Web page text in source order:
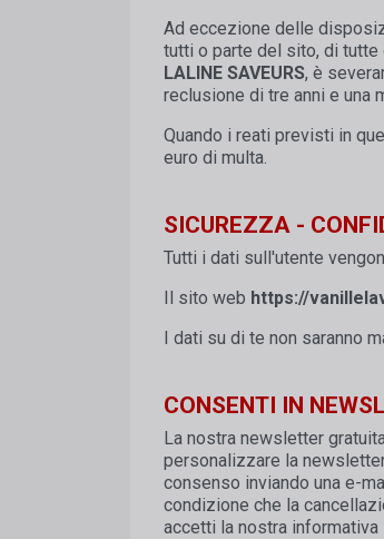
Ad eccezione delle
tutti o parte del sito, di tutte
LALINE SAVEURS, è
reclusione di tre anni e una
Quando i reati previsti in
euro di multa.
SICUREZZA -
Tutti i dati sull'utente
Il sito web https://
I dati su di te non saranno
CONSENTI IN
La nostra newsletter
personalizzare la
consenso inviando una e-
condizione che la
accetti la nostra informativa